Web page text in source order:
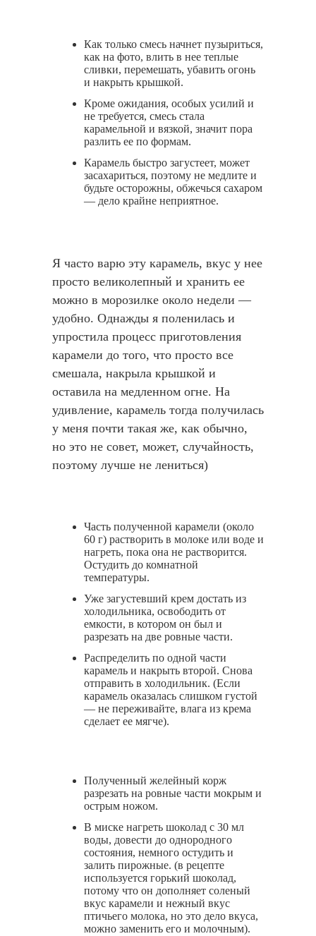
Как только смесь начнет пузыриться,
как на фото, влить в нее теплые
сливки, перемешать, убавить огонь
и накрыть крышкой.
Кроме ожидания, особых усилий и
не требуется, смесь стала
карамельной и вязкой, значит пора
разлить ее по формам.
Карамель быстро загустеет, может
засахариться, поэтому не медлите и
будьте осторожны, обжечься сахаром
— дело крайне неприятное.
Я часто варю эту карамель, вкус у нее
просто великолепный и хранить ее
можно в морозилке около недели —
удобно. Однажды я поленилась и
упростила процесс приготовления
карамели до того, что просто все
смешала, накрыла крышкой и
оставила на медленном огне. На
удивление, карамель тогда получилась
у меня почти такая же, как обычно,
но это не совет, может, случайность,
поэтому лучше не лениться)
Часть полученной карамели (около
60 г) растворить в молоке или воде и
нагреть, пока она не растворится.
Остудить до комнатной
температуры.
Уже загустевший крем достать из
холодильника, освободить от
емкости, в котором он был и
разрезать на две ровные части.
Распределить по одной части
карамель и накрыть второй. Снова
отправить в холодильник. (Если
карамель оказалась слишком густой
— не переживайте, влага из крема
сделает ее мягче).
Полученный желейный корж
разрезать на ровные части мокрым и
острым ножом.
В миске нагреть шоколад с 30 мл
воды, довести до однородного
состояния, немного остудить и
залить пирожные. (в рецепте
используется горький шоколад,
потому что он дополняет соленый
вкус карамели и нежный вкус
птичьего молока, но это дело вкуса,
можно заменить его и молочным).